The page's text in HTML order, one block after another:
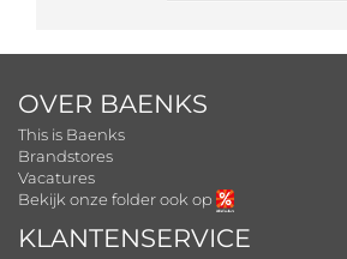
OVER BAENKS
This is Baenks
Brandstores
Vacatures
Bekijk onze folder ook op
KLANTENSERVICE